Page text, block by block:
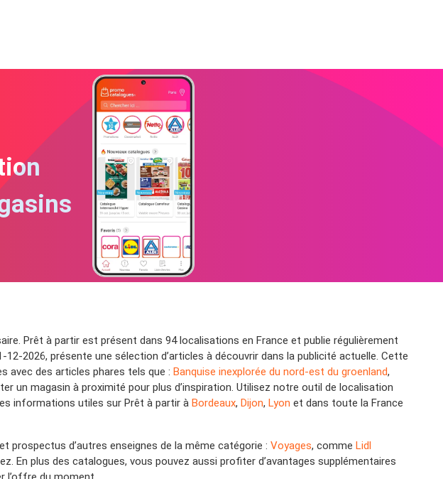
Prêt à partir est présent dans 94 localisations en France et publie régulièrement
2026, présente une sélection d’articles à découvrir dans la publicité actuelle. Cette
avec des articles phares tels que : Banquise inexplorée du nord-est du groenland,
un magasin à proximité pour plus d’inspiration. Utilisez notre outil de localisation
informations utiles sur Prêt à partir à Bordeaux, Dijon, Lyon et dans toute la France
prospectus d’autres enseignes de la même catégorie : Voyages, comme Lidl
En plus des catalogues, vous pouvez aussi profiter d’avantages supplémentaires